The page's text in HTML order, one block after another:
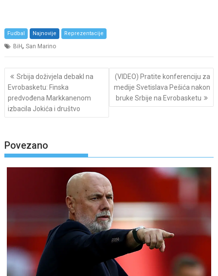
Fudbal Najnovije Reprezentacije
BiH,San Marino
Post
navigation
Srbija doživjela debakl na
Evrobasketu: Finska
predvođena Markkanenom
izbacila Jokića i društvo
(VIDEO) Pratite konferenciju za
medije Svetislava Pešića nakon
bruke Srbije na Evrobasketu
Povezano